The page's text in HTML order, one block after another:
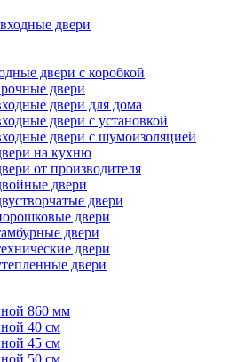
двери
двери с коробкой
двери
двери для дома
двери с установкой
двери с шумоизоляцией
на кухню
от производителя
двери
двери
двери
двери
двери
двери
860 мм
40 см
45 см
50 см